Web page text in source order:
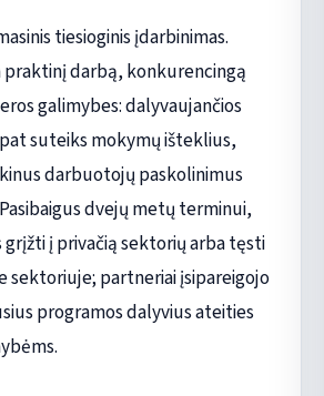
tiesioginis įdarbinimas.
praktinį darbą, konkurencingą
galimybes: dalyvaujančios
suteiks mokymų išteklius,
darbuotojų paskolinimus
dvejų metų terminui,
grįžti į privačią sektorių arba tęsti
sektoriuje; partneriai įsipareigojo
programos dalyvius ateities